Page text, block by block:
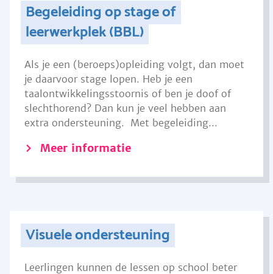
Begeleiding op stage of
leerwerkplek (BBL)
Als je een (beroeps)opleiding volgt, dan moet
je daarvoor stage lopen. Heb je een
taalontwikkelingsstoornis of ben je doof of
slechthorend? Dan kun je veel hebben aan
extra ondersteuning. Met begeleiding...
Meer informatie
Visuele ondersteuning
Leerlingen kunnen de lessen op school beter